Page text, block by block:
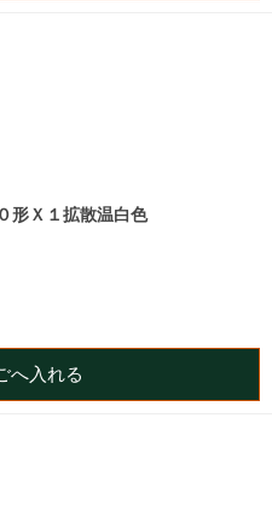
形Ｘ１拡散温白色
へ入れる